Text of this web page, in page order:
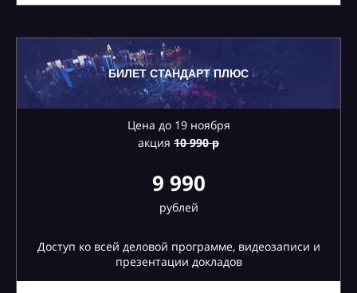
БИЛЕТ СТАНДАРТ ПЛЮС
Цена до 19 ноября
акция 10990 р
9 990
рублей
Доступ ко всей деловой программе, видеозаписи и
презентации докладов